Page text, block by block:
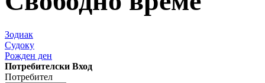
Зодиак
Судоку
Рожден ден
Потребителски Вход
Потребител